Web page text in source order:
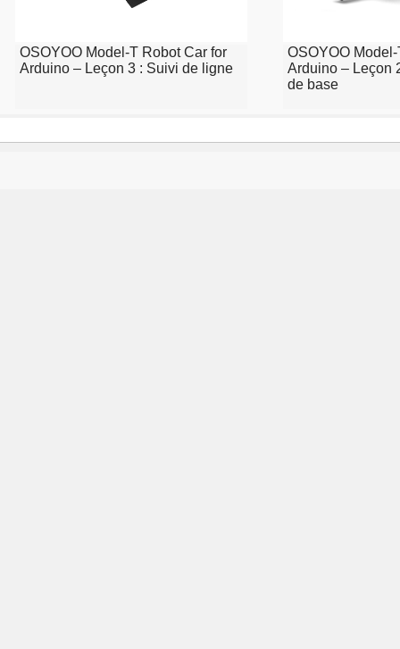
OSOYOO Model-T Robot Car for
Arduino – Leçon 3 : Suivi de ligne
OSOYOO
Arduino – Leçon
de base